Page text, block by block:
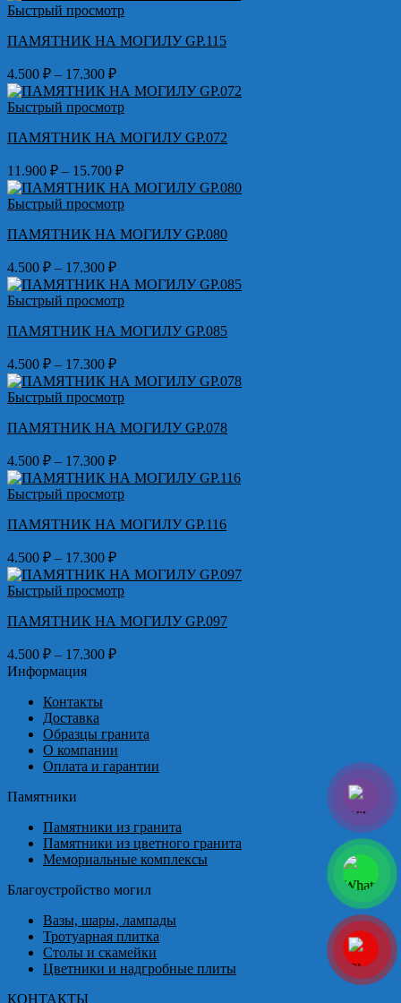
4.500 ₽
17.300 ₽
Быстрый просмотр
ПАМЯТНИК НА МОГИЛУ GP.115
4.500 ₽ – 17.300 ₽Диапазон
цен:
4.500 ₽
17.300 ₽
Быстрый просмотр
ПАМЯТНИК НА МОГИЛУ GP.072
11.900 ₽ – 15.700 ₽Диапазон
цен:
11.900 ₽
15.700 ₽
Быстрый просмотр
ПАМЯТНИК НА МОГИЛУ GP.080
4.500 ₽ – 17.300 ₽Диапазон
цен:
4.500 ₽
17.300 ₽
Быстрый просмотр
ПАМЯТНИК НА МОГИЛУ GP.085
4.500 ₽ – 17.300 ₽Диапазон
цен:
4.500 ₽
17.300 ₽
Быстрый просмотр
ПАМЯТНИК НА МОГИЛУ GP.078
4.500 ₽ – 17.300 ₽Диапазон
цен:
4.500 ₽
17.300 ₽
Быстрый просмотр
ПАМЯТНИК НА МОГИЛУ GP.116
4.500 ₽ – 17.300 ₽Диапазон
цен:
4.500 ₽
17.300 ₽
Быстрый просмотр
ПАМЯТНИК НА МОГИЛУ GP.097
4.500 ₽ – 17.300 ₽Диапазон
Информация
Контакты
Доставка
Образцы гранита
О компании
Оплата и гарантии
Памятники
Памятники из гранита
Памятники из цветного гранита
Мемориальные комплексы
Благоустройство могил
Вазы, шары, лампады
Тротуарная плитка
Столы и скамейки
Цветники и надгробные плиты
КОНТАКТЫ